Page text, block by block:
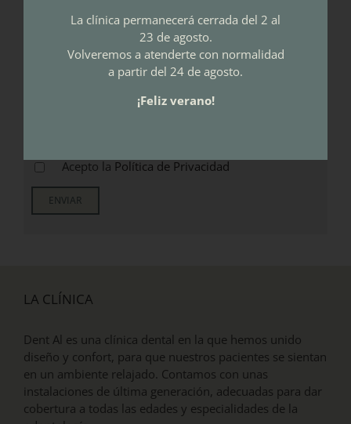
Acepto la Política de Privacidad
LA CLÍNICA
Dent Al es una clínica dental en la que hemos unido
diseño y confort, para que nuestros pacientes se sientan
en un ambiente relajado. Contamos con unas
instalaciones de última generación, adecuadas para dar
cobertura a todas las edades y especialidades de la
La clínica permanecerá cerrada del 2 al
23 de agosto.
Volveremos a atenderte con normalidad
a partir del 24 de agosto.
¡Feliz verano!